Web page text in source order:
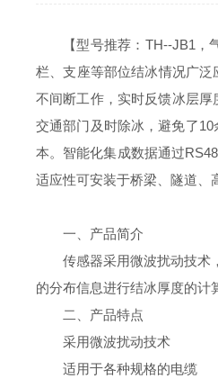
【型号推荐：TH--JB1
栏、支座等部位结冰情况广
不间断工作，实时反馈冰层
交通部门及时除冰，避免了
本。智能化集成数据通过
适应性可安装于桥梁、隧道、
一、产品简介
传感器采用微波扰动技术
的分布信息进行结冰厚度的计
二、产品特点
采用微波扰动技术
适用于各种规格的电缆